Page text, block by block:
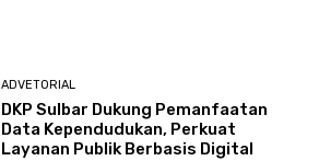
ADVETORIAL
DKP Sulbar Dukung Pemanfaatan
Data Kependudukan, Perkuat
Layanan Publik Berbasis Digital